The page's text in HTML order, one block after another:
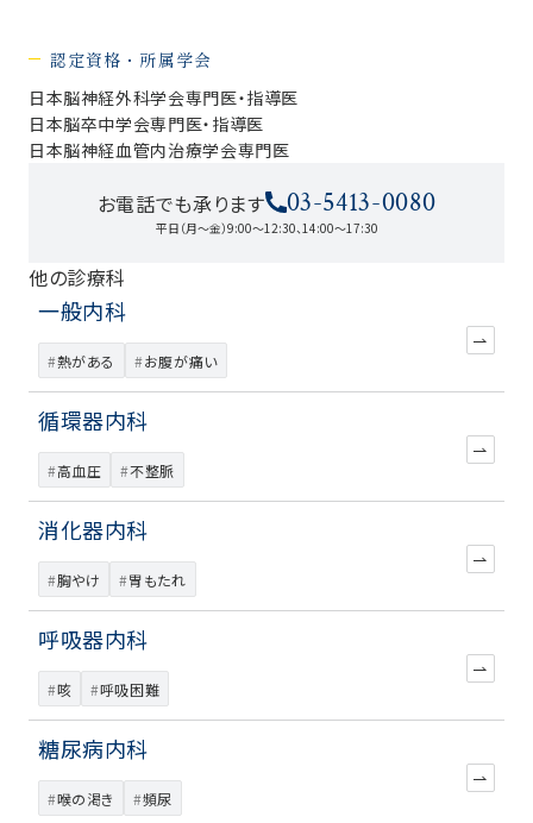
認定資格・所属学会
日本脳神経外科学会専門医・指導医
日本脳卒中学会専門医・指導医
日本脳神経血管内治療学会専門医
お電話でも承ります 03-5413-0080
平日（月～金）9:00～12:30、14:00～17:30
他の診療科
一般内科
熱がある お腹が痛い
循環器内科
高血圧 不整脈
消化器内科
胸やけ 胃もたれ
呼吸器内科
咳 呼吸困難
糖尿病内科
喉の渇き 頻尿